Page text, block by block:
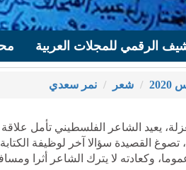
الرقمي للمجلات العربية
شعر نمر سعدي
يعيد الشاعر الفلسطيني تأمل
تصوغ القصيدة سؤالا آخر لوظيفة
وكعادته لا يترك الشاعر أثرا